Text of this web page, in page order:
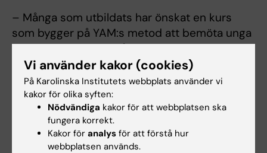
– Många som utbildats har önskat en kurs
som bygger på YAM:s metod att bemöta unga
neutralt med fokus på deras förutsättningar
och behov, men som riktar sig mot en bredare
målgrupp av vuxna som arbetar med
ungdomar. Denna utbildning är ett svar på det,
säger kursledarna och skaparna av YAM-
programmet Camilla Wasserman
Andersson.
Vi använder kakor (cookies)
På Karolinska Institutets webbplats använder vi
kakor för olika syften:
Nödvändiga kakor för att webbplatsen ska
fungera korrekt.
Kakor för analys för att förstå hur
webbplatsen används.